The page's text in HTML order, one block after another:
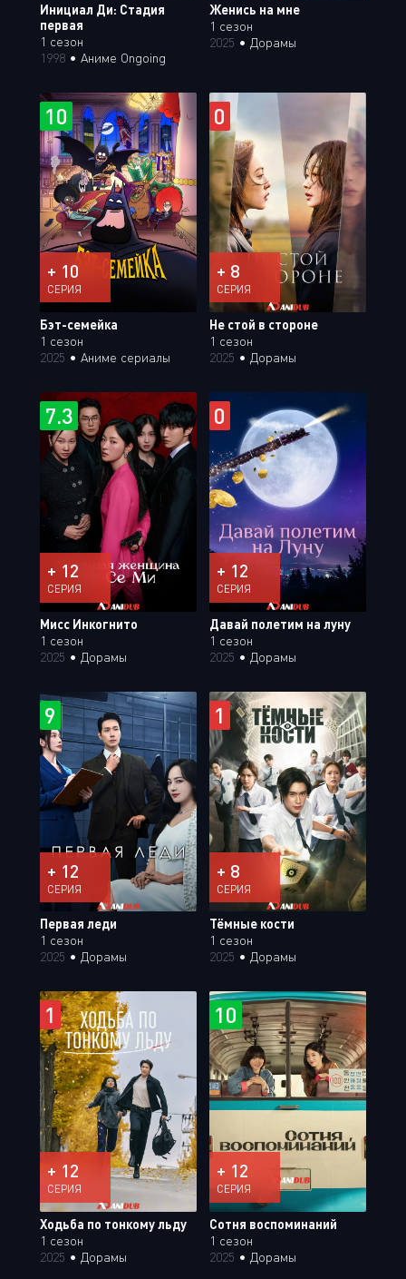
Инициал Ди: Стадия
первая
1 сезон
1998 • Аниме Ongoing
Женись на мне
1 сезон
2025 • Дорамы
10
+ 10
СЕРИЯ
Бэт-семейка
1 сезон
2025 • Аниме сериалы
0
+ 8
СЕРИЯ
Не стой в стороне
1 сезон
2025 • Дорамы
7.3
+ 12
СЕРИЯ
Мисс Инкогнито
1 сезон
2025 • Дорамы
0
+ 12
СЕРИЯ
Давай полетим на луну
1 сезон
2025 • Дорамы
9
+ 12
СЕРИЯ
Первая леди
1 сезон
2025 • Дорамы
1
+ 8
СЕРИЯ
Тёмные кости
1 сезон
2025 • Дорамы
1
+ 12
СЕРИЯ
Ходьба по тонкому льду
1 сезон
2025 • Дорамы
10
+ 12
СЕРИЯ
Сотня воспоминаний
1 сезон
2025 • Дорамы